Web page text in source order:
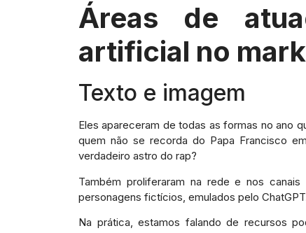
Áreas de
artificial no
Texto e imagem
Eles apareceram de todas as formas no ano
quem não se recorda do Papa Francisco
verdadeiro astro do rap?
Também proliferaram na rede e nos
personagens fictícios, emulados pelo
Na prática, estamos falando de recursos